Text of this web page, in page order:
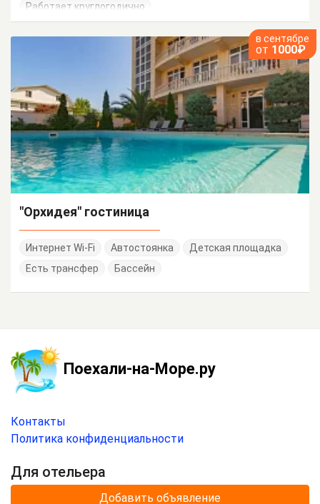
Работает круглогодично
в сентябре
от 1000₽
"Орхидея" гостиница
Интернет Wi-Fi Автостоянка
Детская площадка
Есть трансфер
Бассейн
Поехали-на-Море.ру
Контакты
Политика конфиденциальности
Для отельера
Добавить объявление